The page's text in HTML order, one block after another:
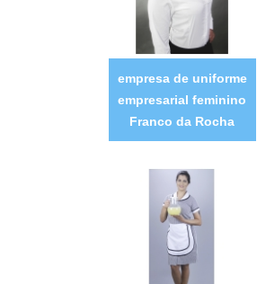
empresa de uniforme
empresarial feminino
Franco da Rocha